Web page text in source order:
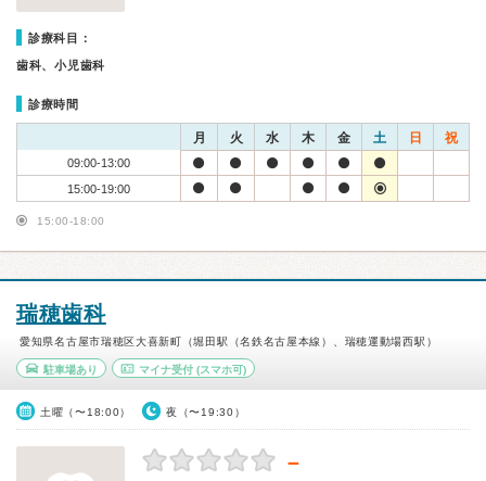
診療科目：
歯科、小児歯科
診療時間
月 火 水 木 金 土 日 祝
09:00-13:00
15:00-19:00
15:00-18:00
瑞穂歯科
愛知県名古屋市瑞穂区大喜新町（堀田駅（名鉄名古屋本線）、瑞穂運動場西駅）
駐車場あり マイナ受付(スマホ可)
土曜（〜18:00） 夜（〜19:30）
－